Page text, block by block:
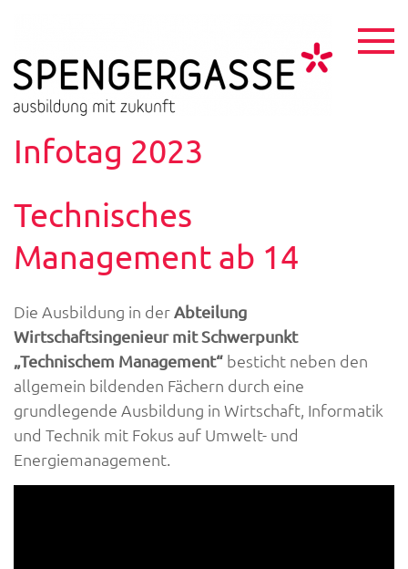
content
Infotag 2023
Technisches
Management ab 14
Die Ausbildung in derAbteilung
Wirtschaftsingenieur mit Schwerpunkt
„Technischem Management“ besticht neben den
allgemein bildenden Fächern durch eine
grundlegende Ausbildung in Wirtschaft, Informatik
und Technik mit Fokus auf Umwelt- und
Energiemanagement.